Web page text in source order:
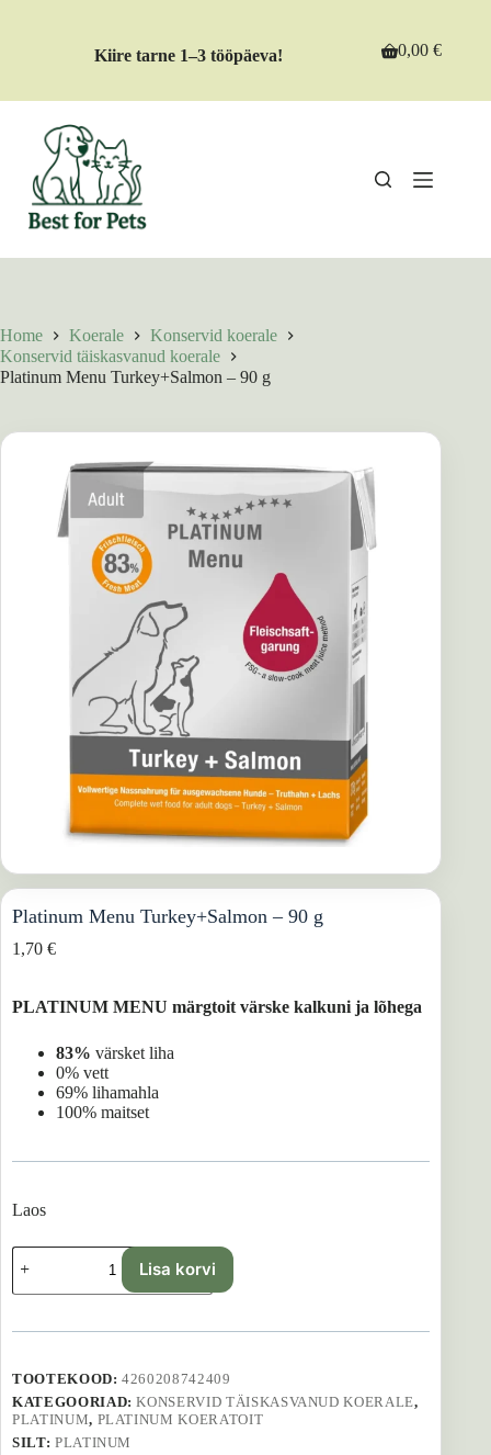
Kiire tarne 1–3 tööpäeva!
Shopping
0,00€
Home Koerale
Konservid koerale
Konservid täiskasvanud koerale
Platinum Menu Turkey+Salmon – 90 g
Platinum Menu Turkey+Salmon – 90 g
1,70 €
PLATINUM MENU märgtoit värske kalkuni ja lõhega
83% värsket liha
0% vett
69% lihamahla
100% maitset
Laos
Platinum
Menu
Turkey+Salmon
90
Lisa korvi
TOOTEKOOD:4260208742409
KATEGOORIAD:KONSERVID TÄISKASVANUD KOERALE,
PLATINUM, PLATINUM KOERATOIT
SILT: PLATINUM